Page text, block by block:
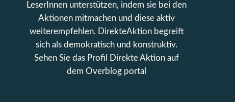
LeserInnen unterstützen, indem sie bei den
Aktionen mitmachen und diese aktiv
weiterempfehlen. DirekteAktion begreift
sich als demokratisch und konstruktiv.
Sehen Sie das Profil
Direkte Aktion auf
dem Overblog portal